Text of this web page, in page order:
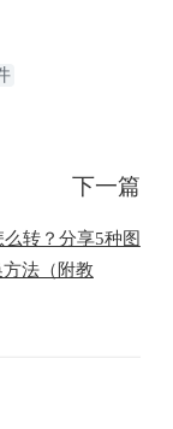
下一篇
转？分享5种图
法（附教